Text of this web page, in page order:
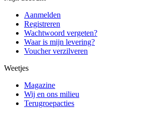
Aanmelden
Registreren
Wachtwoord vergeten?
Waar is mijn levering?
Voucher verzilveren
Weetjes
Magazine
Wij en ons milieu
Terugroepacties